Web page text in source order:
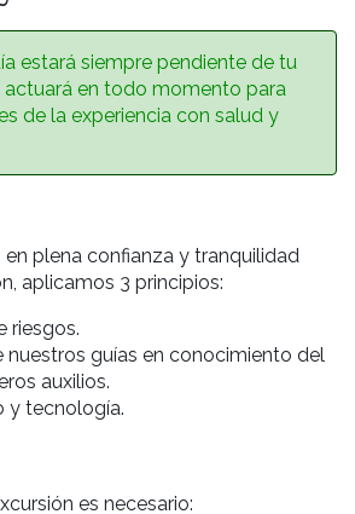
estará siempre pendiente de tu
actuará en todo momento para
de la experiencia con salud y
en plena confianza y tranquilidad
aplicamos 3 principios:
riesgos.
nuestros guías en conocimiento del
auxilios.
y tecnología.
es necesario: